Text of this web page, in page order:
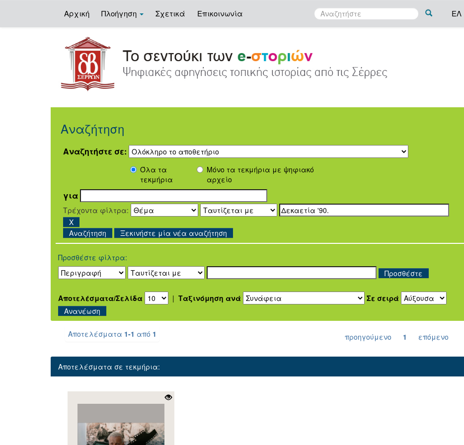
Αρχική Πλοήγηση Σχετικά Επικοινωνία ΕΛ
Αναζήτηση
Αναζητήστε σε:
Όλα τα
τεκμήρια
Μόνο τα τεκμήρια με ψηφιακό
αρχείο
για
Τρέχοντα φίλτρα:
Ξεκινήστε μία νέα αναζήτηση
Προσθέστε φίλτρα:
Αποτελέσματα/Σελίδα | Ταξινόμηση ανά Σε σειρά
Αποτελέσματα 1-1 από 1 προηγούμενο 1 επόμενο
Αποτελέσματα σε τεκμήρια: